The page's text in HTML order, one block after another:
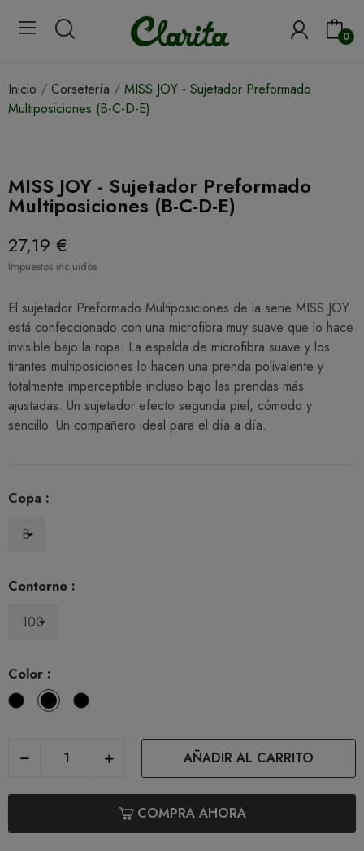
0
Inicio Corsetería
MISS JOY - Sujetador Preformado
Multiposiciones (B-C-D-E)
MISS JOY - Sujetador Preformado
Multiposiciones (B-C-D-E)
27,19 €
Impuestos incluidos
El sujetador Preformado Multiposiciones de la serie MISS JOY
está confeccionado con una microfibra muy suave que lo hace
invisible bajo la ropa. La espalda de microfibra suave y los
tirantes multiposiciones lo hacen una prenda polivalente y
totalmente imperceptible incluso bajo las prendas más
ajustadas. Un sujetador efecto segunda piel, cómodo y
sencillo. Un compañero ideal para el día a día.
Copa :
Contorno :
Color :
BlancoNegroDuna
AÑADIR AL CARRITO
COMPRA AHORA